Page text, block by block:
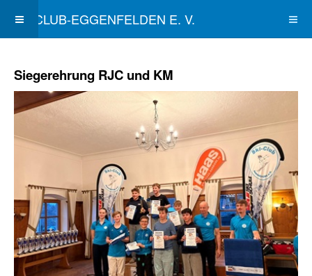
SKICLUB-EGGENFELDEN E. V.
Siegerehrung RJC und KM